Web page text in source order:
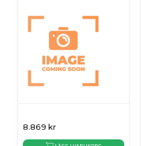
8.869 kr